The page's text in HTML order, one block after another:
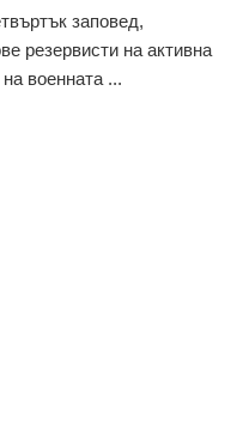
заповед,
резервисти на активна
военната ...